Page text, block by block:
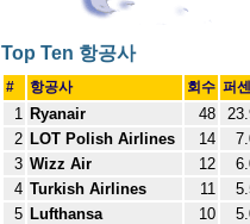
Top Ten 항공사
# 항공사 회수 퍼
1 Ryanair 48
2 LOT Polish Airlines 14
3 Wizz Air 12
4 Turkish Airlines 11
5 Lufthansa 10